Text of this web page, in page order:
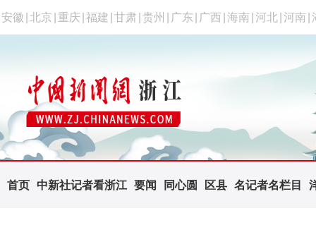
安徽 北京 重庆 福建 甘肃 贵州 广东 广西 海南 河北 河南
首页 中新社记者看浙江 要闻 同心圆 区县 名记者名栏目